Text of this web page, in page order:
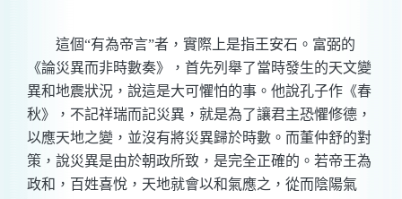
這個“有為帝言”者，實際上是指王安石。富弼的
《論災異而非時數奏》，首先列舉了當時發生的天文變
異和地震狀況，說這是大可懼怕的事。他說孔子作《春
秋》，不記祥瑞而記災異，就是為了讓君主恐懼修德，
以應天地之變，並沒有將災異歸於時數。而董仲舒的對
策，說災異是由於朝政所致，是完全正確的。若帝王為
政和，百姓喜悅，天地就會以和氣應之，從而陰陽氣